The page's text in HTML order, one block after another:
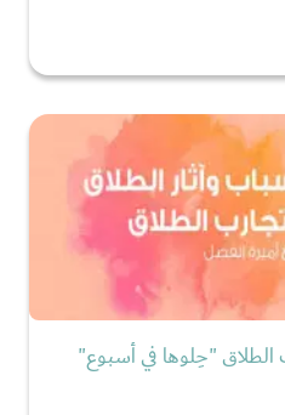
الطلاق "حِلوها في أسبوع"